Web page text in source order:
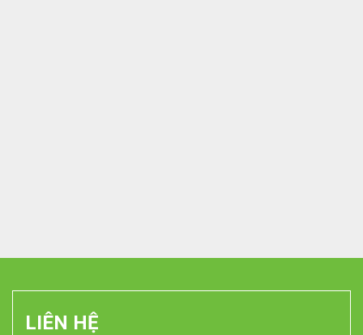
LIÊN HỆ